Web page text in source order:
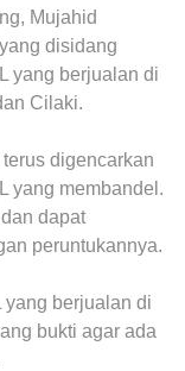
Mujahid
disidang
yang berjualan di
Cilaki.
digencarkan
yang membandel.
dapat
peruntukannya.
yang berjualan di
bukti agar ada